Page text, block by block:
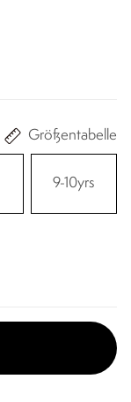
Größentabelle
9-10yrs